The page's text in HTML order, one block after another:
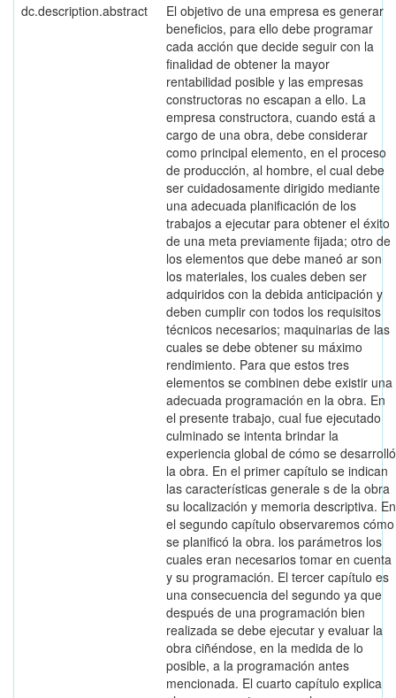
dc.description.abstract
El objetivo de una empresa es generar
beneficios, para ello debe programar
cada acción que decide seguir con la
finalidad de obtener la mayor
rentabilidad posible y las empresas
constructoras no escapan a ello. La
empresa constructora, cuando está a
cargo de una obra, debe considerar
como principal elemento, en el proceso
de producción, al hombre, el cual debe
ser cuidadosamente dirigido mediante
una adecuada planificación de los
trabajos a ejecutar para obtener el éxito
de una meta previamente fijada; otro de
los elementos que debe maneó ar son
los materiales, los cuales deben ser
adquiridos con la debida anticipación y
deben cumplir con todos los requisitos
técnicos necesarios; maquinarias de las
cuales se debe obtener su máximo
rendimiento. Para que estos tres
elementos se combinen debe existir una
adecuada programación en la obra. En
el presente trabajo, cual fue ejecutado
culminado se intenta brindar la
experiencia global de cómo se desarrolló
la obra. En el primer capítulo se indican
las características generale s de la obra
su localización y memoria descriptiva. En
el segundo capítulo observaremos cómo
se planificó la obra. los parámetros los
cuales eran necesarios tomar en cuenta
y su programación. El tercer capítulo es
una consecuencia del segundo ya que
después de una programación bien
realizada se debe ejecutar y evaluar la
obra ciñéndose, en la medida de lo
posible, a la programación antes
mencionada. El cuarto capítulo explica